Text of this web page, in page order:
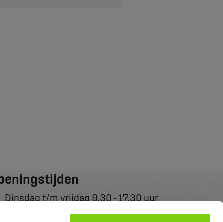
Dinsdag t/m vrijdag 9.30 - 17.30 uur
Zaterdag van 9.30 - 17.00 uur